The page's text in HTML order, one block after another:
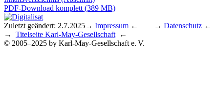
PDF-Download komplett (389 MB)
Zuletzt geändert: 2.7.2025→ Impressum ← → Datenschutz ←
→ Titelseite Karl-May-Gesellschaft ←
© 2005–2025 by Karl-May-Gesellschaft e. V.